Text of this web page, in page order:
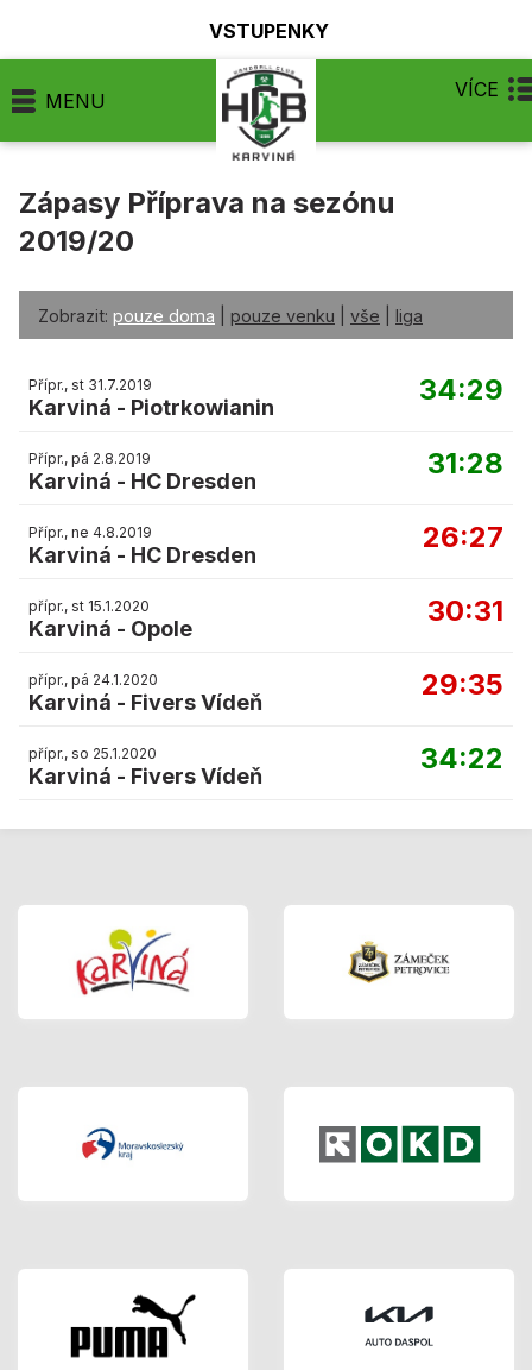
VSTUPENKY
MENU VÍCE
Zápasy Příprava na sezónu
2019/20
Zobrazit: pouze doma pouze venku vše liga
Přípr., st 31.7.2019
Karviná - Piotrkowianin
34:29
Přípr., pá 2.8.2019
Karviná - HC Dresden
31:28
Přípr., ne 4.8.2019
Karviná - HC Dresden
26:27
přípr., st 15.1.2020
Karviná - Opole
30:31
přípr., pá 24.1.2020
Karviná - Fivers Vídeň
29:35
přípr., so 25.1.2020
Karviná - Fivers Vídeň
34:22